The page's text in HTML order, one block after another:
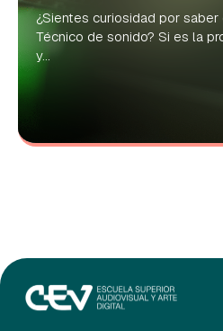
¿Sientes curiosidad por saber
Técnico de sonido? Si es la
y...